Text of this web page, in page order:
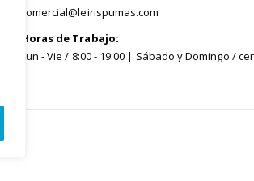
comercial@leirispumas.com
Horas de Trabajo:
Lun - Vie / 8:00 - 19:00 | Sábado y Domingo /